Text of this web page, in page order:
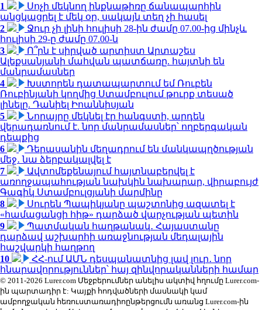
1
Սոչի մեկնող ինքնաթիռը ճանապարհին
անցկացրել է մեկ օր, սակայն տեղ չի հասել
2
Ջուր չի լինի հուլիսի 28-ին ժամը 07.00-ից մինչև
հուլիսի 29-ը ժամը 07.00-ն
3
Ո՞րն է սիրված արտիստ Արտաշես
Ալեքսանյանի մահվան պատճառը. հայտնի են
մանրամասներ
4
Խստորեն դատապարտում եմ Ռուբեն
Ռուբինյանի կողմից Ստամբուլում թուրք տեսած
լինելը. Դանիել Իոաննիսյան
5
Նորայրը մեկնել էր հանգստի, արդեն
վերադառնում է. նոր մանրամասներ՝ ողբերգական
դեպքից
6
Դերասանին մեղադրում են մանկապղծության
մեջ․ նա ձերբակալվել է
7
Ավտոմեքենայում հայտնաբերվել է
առողջապահության նախկին նախարար, վիրաբույժ
Գագիկ Ստամբուլցյանի մարմինը
8
Սուրեն Պապիկյանը պաշտոնից ազատել է
«համացանցի հիթ» դարձած վարչության պետին
9
Պատմական հաղթանակ․ Հայաստանը
դարձավ աշխարհի առաջնության մեդալային
հաշվարկի հաղթող
10
ՀՀ-ում ԱՄՆ դեսպանատնից լավ լուր․ նոր
հնարավորություններ՝ հայ զինվորականների համար
© 2011-2026 Lurer.com Մեջբերումներ անելիս ակտիվ հղումը Lurer.com-
ին պարտադիր է: Կայքի հոդվածների մասնակի կամ
ամբողջական հեռուստառադիոընթերցումն առանց Lurer.com-ին